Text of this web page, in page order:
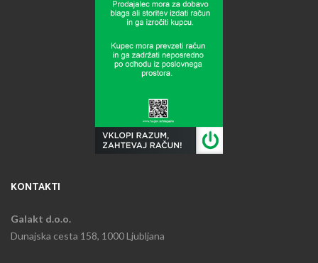
KONTAKTI
Galakt d.o.o.
Dunajska cesta 158, 1000 Ljubljana